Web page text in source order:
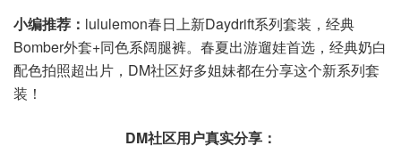
小编推荐： lululemon春日上新Daydrift系列套装，经典
Bomber外套+同色系阔腿裤。春夏出游遛娃首选，经典奶白
配色拍照超出片，DM社区好多姐妹都在分享这个新系列套
装！
DM社区用户真实分享：